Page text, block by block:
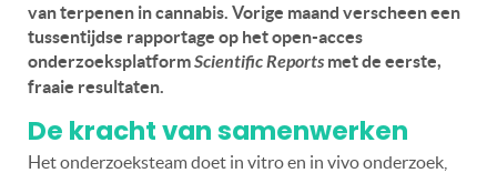
van terpenen in cannabis. Vorige maand verscheen een
tussentijdse rapportage op het open-acces
onderzoeksplatformScientific Reports met de eerste,
fraaie resultaten.
De kracht van samenwerken
Het onderzoeksteam doet in vitro en in vivo onderzoek,